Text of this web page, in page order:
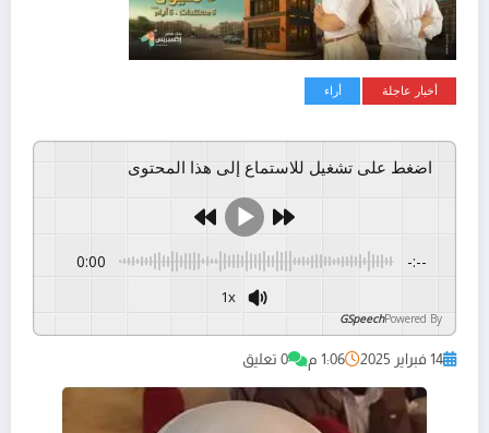
أخبار عاجلة أراء
اضغط على تشغيل للاستماع إلى هذا المحتوى
0:00 -:--
1x
Powered By
GSpeech
14 فبراير 2025 1:06 م 0 تعليق